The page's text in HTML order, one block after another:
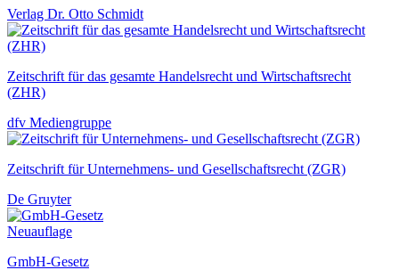
Verlag Dr. Otto Schmidt
Zeitschrift für das gesamte Handelsrecht und Wirtschaftsrecht
(ZHR)
dfv Mediengruppe
Zeitschrift für Unternehmens- und Gesellschaftsrecht (ZGR)
De Gruyter
Neuauflage
GmbH-Gesetz